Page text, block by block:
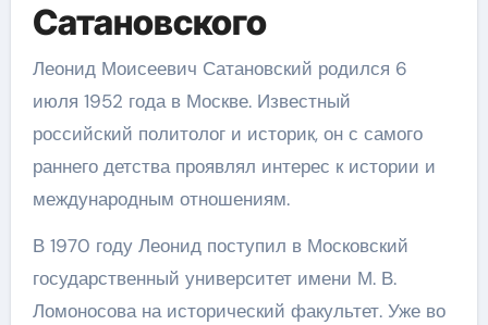
Сатановского
Леонид Моисеевич Сатановский родился 6
июля 1952 года в Москве. Известный
российский политолог и историк, он с самого
раннего детства проявлял интерес к истории и
международным отношениям.
В 1970 году Леонид поступил в Московский
государственный университет имени М. В.
Ломоносова на исторический факультет. Уже во